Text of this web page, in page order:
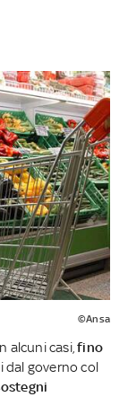
©Ansa
alcuni casi, fino
dal governo col